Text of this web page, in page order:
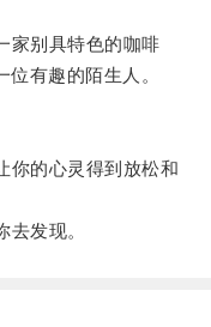
别具特色的咖啡
有趣的陌生人。
的心灵得到放松和
发现。